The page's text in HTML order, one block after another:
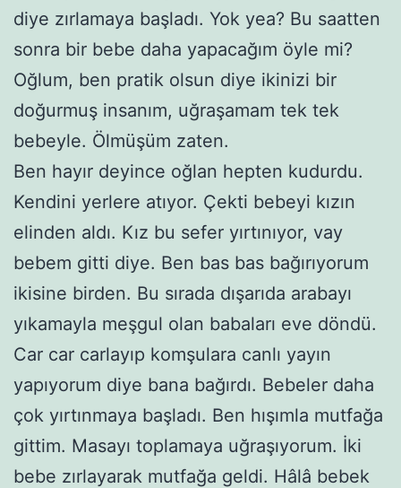
diye zırlamaya başladı. Yok yea? Bu saatten
sonra bir bebe daha yapacağım öyle mi?
Oğlum, ben pratik olsun diye ikinizi bir
doğurmuş insanım, uğraşamam tek tek
bebeyle. Ölmüşüm zaten.
Ben hayır deyince oğlan hepten kudurdu.
Kendini yerlere atıyor. Çekti bebeyi kızın
elinden aldı. Kız bu sefer yırtınıyor, vay
bebem gitti diye. Ben bas bas bağırıyorum
ikisine birden. Bu sırada dışarıda arabayı
yıkamayla meşgul olan babaları eve döndü.
Car car carlayıp komşulara canlı yayın
yapıyorum diye bana bağırdı. Bebeler daha
çok yırtınmaya başladı. Ben hışımla mutfağa
gittim. Masayı toplamaya uğraşıyorum. İki
bebe zırlayarak mutfağa geldi. Hâlâ bebek